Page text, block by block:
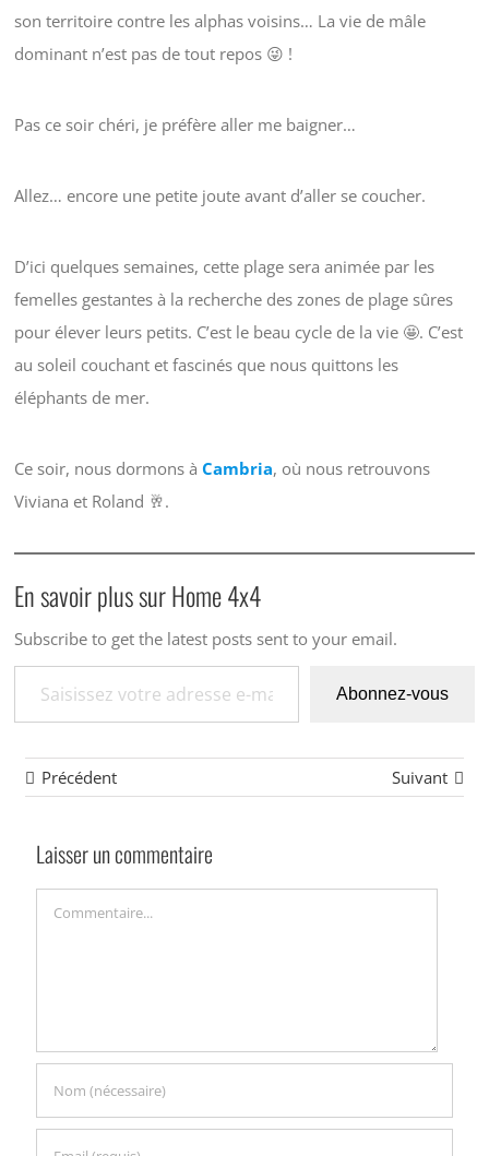
son territoire contre les alphas voisins… La vie de mâle
dominant n’est pas de tout repos 😜 !
Pas ce soir chéri, je préfère aller me baigner…
Allez… encore une petite joute avant d’aller se coucher.
D’ici quelques semaines, cette plage sera animée par les
femelles gestantes à la recherche des zones de plage sûres
pour élever leurs petits. C’est le beau cycle de la vie 🤩. C’est
au soleil couchant et fascinés que nous quittons les
éléphants de mer.
Ce soir, nous dormons à Cambria, où nous retrouvons
Viviana et Roland 🥂.
En savoir plus sur Home 4x4
Subscribe to get the latest posts sent to your email.
Saisissez votre adresse e-mail…
Abonnez-vous
Précédent Suivant
Laisser un commentaire
Commentaire